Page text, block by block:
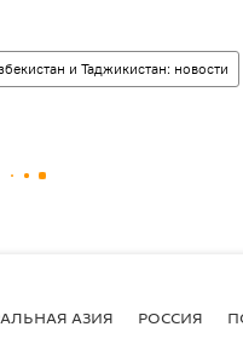
и Таджикистан: новости
АЗИЯ РОССИЯ